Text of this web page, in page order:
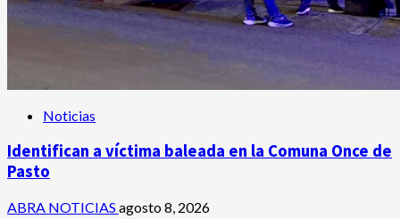
Noticias
Identifican a víctima baleada en la Comuna Once de
Pasto
ABRA NOTICIAS agosto 8, 2026